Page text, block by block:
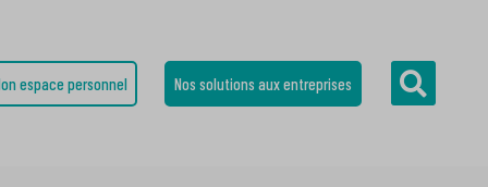
espace personnel Nos solutions aux entreprises